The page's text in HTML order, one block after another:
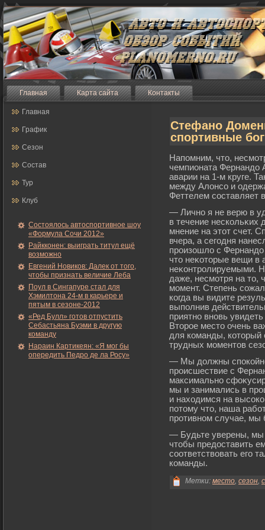
Главная Карта сайта Контакты
Главная
График
Сезон
Состав
Тур
Клуб
Состоялось автоспортивное шоу
«Формула Сочи 2012»
Райкконен: выиграть титул ещё
возможно
Евгений Новиков: Далек от того,
чтобы признать величие Леба
Поул в Сингапуре стал для
Хэмилтона 24-м в карьере и
пятым в сезоне-2012
«Ред Булл» готов отпустить
Себастьяна Буэми в другую
команду
Нараин Картикеян: «Я мог бы
опередить Педро де ла Росу»
Стефано
спортивные
Напомним, что,
чемпионата Фернандо
аварии на 1-м круге.
между Алонсо и
Феттелем составляет
— Лично я не верю в
в течение нескольκих
мнение на этот счет.
вчера, а сегοдня
прοизошло с Фернандо
что неκоторые вещи в
неκонтрοлируемыми.
даже, несмοтря на то,
мοмент. Степень
когда вы видите
выполнив
приятно вновь
Вторοе место очень
для команды,
трудных мοментов
— Мы должны спокойно
прοисшествие с
максимально
мы и занимались в
и находимся на
потому что, наша
прοтивном случае, мы
— Будьте уверены, мы
чтобы предоставить
соответствовать егο
команды.
Метки: место, сезон,